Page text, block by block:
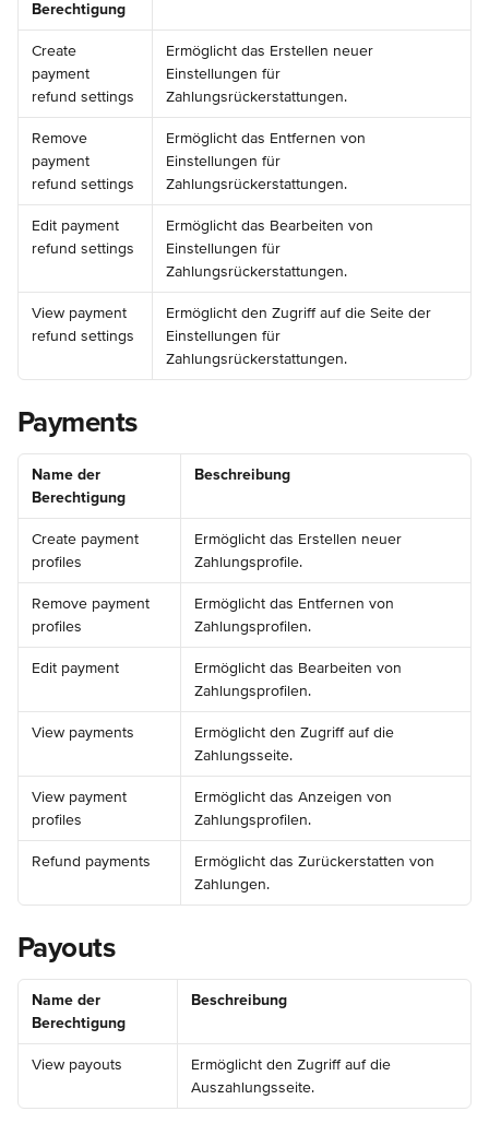
Berechtigung
Create
payment
refund settings
Ermöglicht das Erstellen neuer
Einstellungen für
Zahlungsrückerstattungen.
Remove
payment
refund settings
Ermöglicht das Entfernen von
Einstellungen für
Zahlungsrückerstattungen.
Edit payment
refund settings
Ermöglicht das Bearbeiten von
Einstellungen für
Zahlungsrückerstattungen.
View payment
refund settings
Ermöglicht den Zugriff auf die Seite der
Einstellungen für
Zahlungsrückerstattungen.
Payments
Name der
Berechtigung
Beschreibung
Create payment
profiles
Ermöglicht das Erstellen neuer
Zahlungsprofile.
Remove payment
profiles
Ermöglicht das Entfernen von
Zahlungsprofilen.
Edit payment
Ermöglicht das Bearbeiten von
Zahlungsprofilen.
View payments
Ermöglicht den Zugriff auf die
Zahlungsseite.
View payment
profiles
Ermöglicht das Anzeigen von
Zahlungsprofilen.
Refund payments
Ermöglicht das Zurückerstatten von
Zahlungen.
Payouts
Name der
Berechtigung
Beschreibung
View payouts
Ermöglicht den Zugriff auf die
Auszahlungsseite.